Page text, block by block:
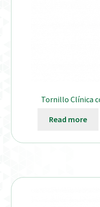
Tornillo Clínica
Read more